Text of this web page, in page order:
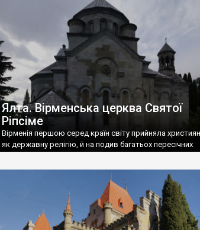
називаються «повстяками» (postaki)…” “Вино. Крим
виробляє відмінне вино і його вдосталь: воно все
легке біле і дуже […]
Ялта. Вірменська церква Святої
Ріпсіме
Вірменія першою серед країн світу прийняла
як державну релігію, й на подив багатьох пересічних